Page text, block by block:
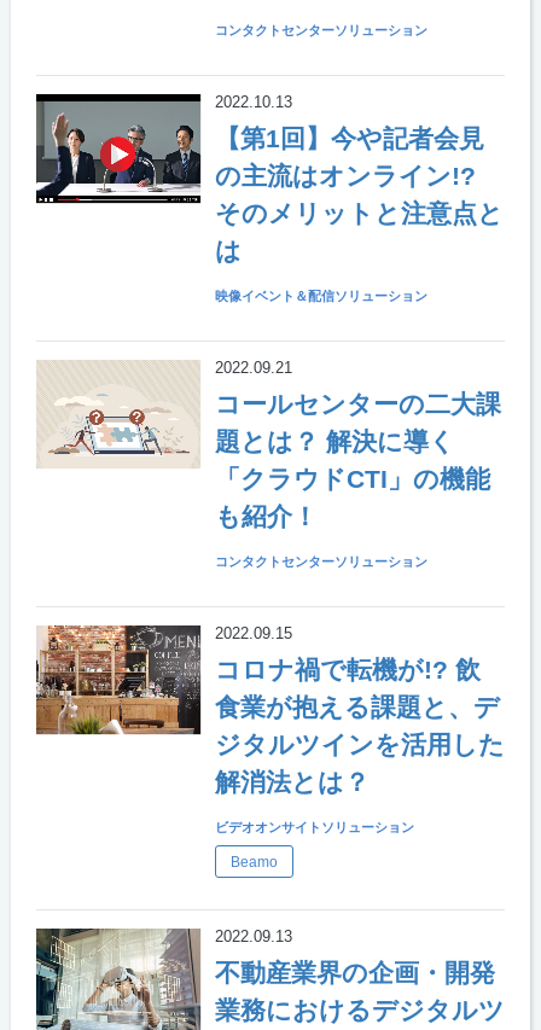
コンタクトセンターソリューション
2022.10.13
【第1回】今や記者会見
の主流はオンライン!?
そのメリットと注意点と
は
映像イベント＆配信ソリューション
2022.09.21
コールセンターの二大課
題とは？ 解決に導く
「クラウドCTI」の機能
も紹介！
コンタクトセンターソリューション
2022.09.15
コロナ禍で転機が!? 飲
食業が抱える課題と、デ
ジタルツインを活用した
解消法とは？
ビデオオンサイトソリューション
Beamo
2022.09.13
不動産業界の企画・開発
業務におけるデジタルツ